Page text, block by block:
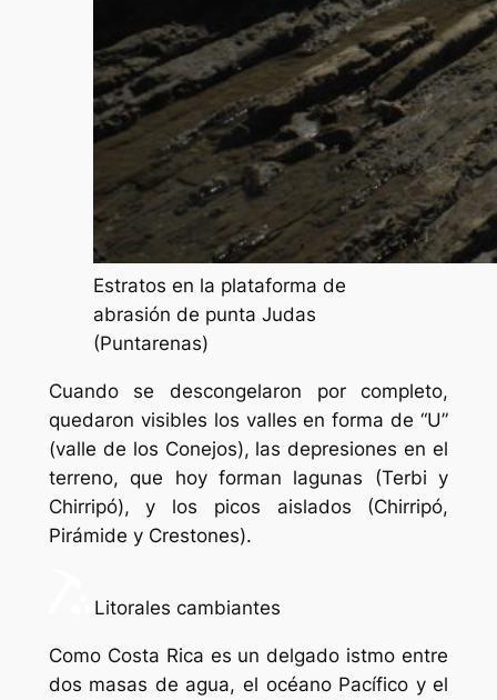
Estratos en la plataforma de
abrasión de punta Judas
(Puntarenas)
Cuando se descongelaron por completo,
quedaron visibles los valles en forma de “U”
(valle de los Conejos), las depresiones en el
terreno, que hoy forman lagunas (Terbi y
Chirripó), y los picos aislados (Chirripó,
Pirámide y Crestones).
Litorales cambiantes
Como Costa Rica es un delgado istmo entre
dos masas de agua, el océano Pacífico y el